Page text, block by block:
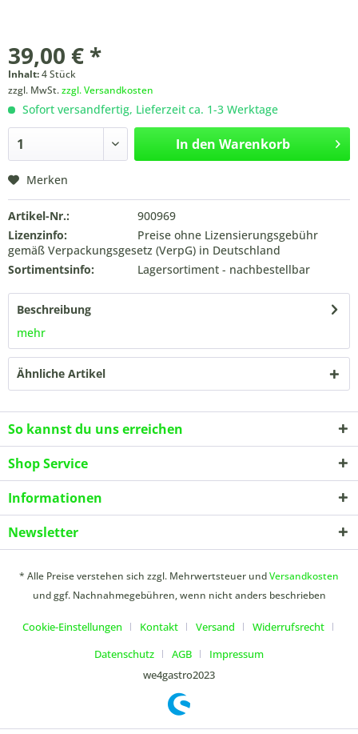
39,00 € *
Inhalt:4 Stück
zzgl. MwSt.zzgl. Versandkosten
Sofort versandfertig, Lieferzeit ca. 1-3 Werktage
In den Warenkorb
Merken
Artikel-Nr.:
900969
Lizenzinfo:
Preise ohne Lizensierungsgebühr
gemäß Verpackungsgesetz (VerpG) in Deutschland
Sortimentsinfo:
Lagersortiment - nachbestellbar
Beschreibung
mehr
Ähnliche Artikel
So kannst du uns erreichen
Shop Service
Informationen
Newsletter
* Alle Preise verstehen sich zzgl. Mehrwertsteuer undVersandkosten
und ggf. Nachnahmegebühren, wenn nicht anders beschrieben
Cookie-Einstellungen Kontakt Versand
Widerrufsrecht
Datenschutz
AGB
Impressum
we4gastro2023